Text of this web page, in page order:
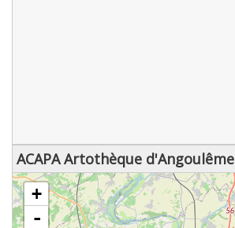
ACAPA Artothèque d'Angoulême
chargement de la carte - veuillez patienter...
+
-